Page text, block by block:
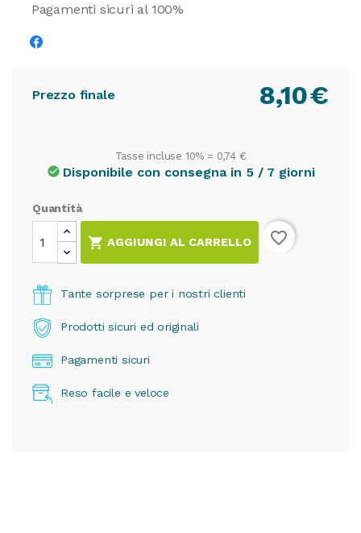
Pagamenti sicuri al 100%
Prezzo finale €
8,10
Tasse incluse 10% = 0,74 €
check_circle Disponibile con consegna in 5 / 7 giorni
Quantità
 AGGIUNGI AL CARRELLO favorite_border
Tante sorprese per i nostri clienti
Prodotti sicuri ed originali
Pagamenti sicuri
Reso facile e veloce